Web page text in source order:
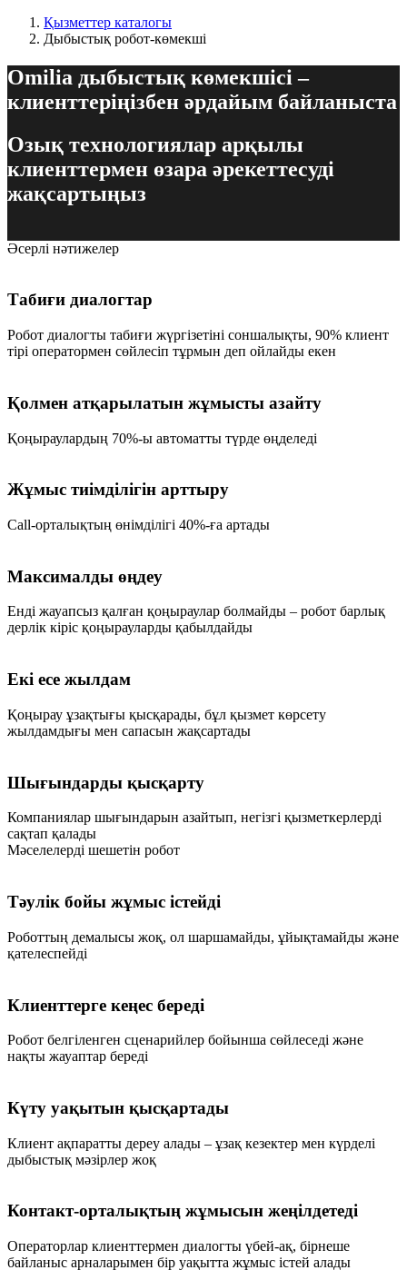
Қызметтер каталогы
Дыбыстық робот-көмекші
Omilia дыбыстық көмекшісі –
клиенттеріңізбен әрдайым байланыста
Озық технологиялар арқылы
клиенттермен өзара әрекеттесуді
жақсартыңыз
Әсерлі нәтижелер
Табиғи диалогтар
Робот диалогты табиғи жүргізетіні соншалықты, 90% клиент
тірі оператормен сөйлесіп тұрмын деп ойлайды екен
Қолмен атқарылатын жұмысты азайту
Қоңыраулардың 70%-ы автоматты түрде өңделеді
Жұмыс тиімділігін арттыру
Call-орталықтың өнімділігі 40%-ға артады
Максималды өңдеу
Енді жауапсыз қалған қоңыраулар болмайды – робот барлық
дерлік кіріс қоңырауларды қабылдайды
Екі есе жылдам
Қоңырау ұзақтығы қысқарады, бұл қызмет көрсету
жылдамдығы мен сапасын жақсартады
Шығындарды қысқарту
Компаниялар шығындарын азайтып, негізгі қызметкерлерді
сақтап қалады
Мәселелерді шешетін робот
Тәулік бойы жұмыс істейді
Роботтың демалысы жоқ, ол шаршамайды, ұйықтамайды және
қателеспейді
Клиенттерге кеңес береді
Робот белгіленген сценарийлер бойынша сөйлеседі және
нақты жауаптар береді
Күту уақытын қысқартады
Клиент ақпаратты дереу алады – ұзақ кезектер мен күрделі
дыбыстық мәзірлер жоқ
Контакт-орталықтың жұмысын жеңілдетеді
Операторлар клиенттермен диалогты үбей-ақ, бірнеше
байланыс арналарымен бір уақытта жұмыс істей алады